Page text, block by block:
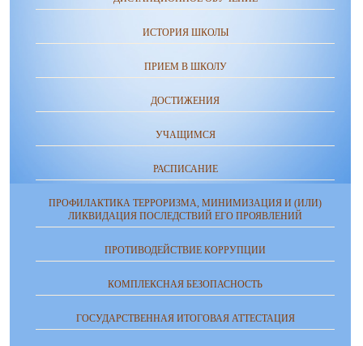
ИСТОРИЯ ШКОЛЫ
ПРИЕМ В ШКОЛУ
ДОСТИЖЕНИЯ
УЧАЩИМСЯ
РАСПИСАНИЕ
ПРОФИЛАКТИКА ТЕРРОРИЗМА, МИНИМИЗАЦИЯ И (ИЛИ)
ЛИКВИДАЦИЯ ПОСЛЕДСТВИЙ ЕГО ПРОЯВЛЕНИЙ
ПРОТИВОДЕЙСТВИЕ КОРРУПЦИИ
КОМПЛЕКСНАЯ БЕЗОПАСНОСТЬ
ГОСУДАРСТВЕННАЯ ИТОГОВАЯ АТТЕСТАЦИЯ